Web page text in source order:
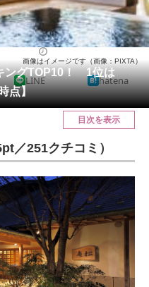
育・育児
サーチ
ングTOP10！ 1位は
点】
画像はイメージです（画像：PIXTA）
LINE hatena
目次を表示
／251クチコミ）